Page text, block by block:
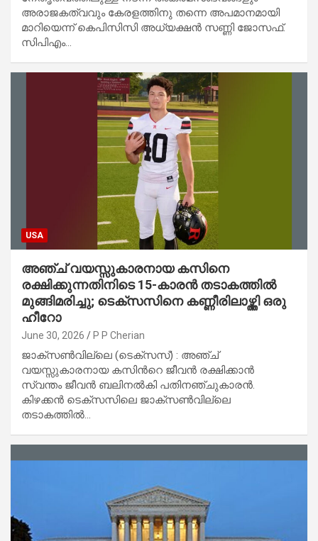
അരാജകത്വവും കേരളത്തിനു തന്നെ അപമാനമായി
മാറിയെന്ന് കെപിസിസി അധ്യക്ഷന്‍ സണ്ണി ജോസഫ്.
സിപിഎം…
USA
അഞ്ച് വയസ്സുകാരനായ കസിനെ
രക്ഷിക്കുന്നതിനിടെ 15-കാരൻ തടാകത്തിൽ
മുങ്ങിമരിച്ചു; ടെക്സസിനെ കണ്ണീരിലാഴ്ത്തി ഒരു
ഹീറോ
June 30, 2026 P P Cherian
ജാക്സൺവില്ലെ (ടെക്സസ്) : അഞ്ച്
വയസ്സുകാരനായ കസിൻറെ ജീവൻ രക്ഷിക്കാൻ
സ്വന്തം ജീവൻ ബലിനൽകി പതിനഞ്ചുകാരൻ.
കിഴക്കൻ ടെക്സസിലെ ജാക്സൺവില്ലെ
തടാകത്തിൽ…